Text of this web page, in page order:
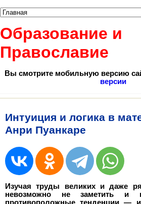
Образование и
Православие
Вы смотрите мобильную версию
версии
Интуиция и логика в
Анри Пуанкаре
Изучая труды великих и даже
невозможно не заметить и